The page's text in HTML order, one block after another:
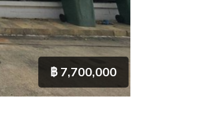
฿ 7,700,000